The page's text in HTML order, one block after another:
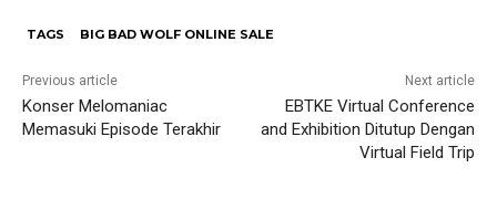
TAGS BIG BAD WOLF ONLINE SALE
Previous article
Konser Melomaniac
Memasuki Episode Terakhir
Next article
EBTKE Virtual Conference
and Exhibition Ditutup Dengan
Virtual Field Trip